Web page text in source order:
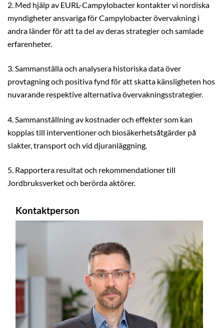
2. Med hjälp av EURL-Campylobacter kontakter vi nordiska
myndigheter ansvariga för Campylobacter övervakning i
andra länder för att ta del av deras strategier och samlade
erfarenheter.
3. Sammanställa och analysera historiska data över
provtagning och positiva fynd för att skatta känsligheten hos
nuvarande respektive alternativa övervakningsstrategier.
4. Sammanställning av kostnader och effekter som kan
kopplas till interventioner och biosäkerhetsåtgärder på
slakter, transport och vid djuranläggning.
5. Rapportera resultat och rekommendationer till
Jordbruksverket och berörda aktörer.
Kontaktperson